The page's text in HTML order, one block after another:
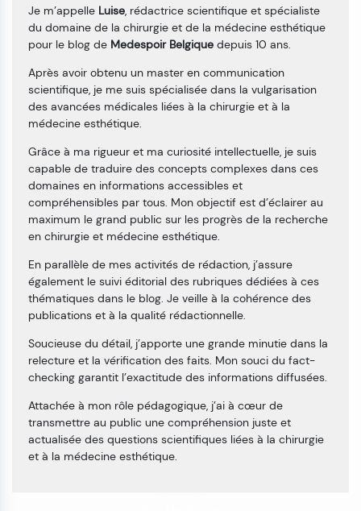
Je m’appelle Luise , rédactrice scientifique et spécialiste
du domaine de la chirurgie et de la médecine esthétique
pour le blog de Medespoir Belgique depuis 10 ans.
Après avoir obtenu un master en communication
scientifique, je me suis spécialisée dans la vulgarisation
des avancées médicales liées à la chirurgie et à la
médecine esthétique.
Grâce à ma rigueur et ma curiosité intellectuelle, je suis
capable de traduire des concepts complexes dans ces
domaines en informations accessibles et
compréhensibles par tous. Mon objectif est d’éclairer au
maximum le grand public sur les progrès de la recherche
en chirurgie et médecine esthétique.
En parallèle de mes activités de rédaction, j’assure
également le suivi éditorial des rubriques dédiées à ces
thématiques dans le blog. Je veille à la cohérence des
publications et à la qualité rédactionnelle.
Soucieuse du détail, j’apporte une grande minutie dans la
relecture et la vérification des faits. Mon souci du fact-
checking garantit l’exactitude des informations diffusées.
Attachée à mon rôle pédagogique, j’ai à cœur de
transmettre au public une compréhension juste et
actualisée des questions scientifiques liées à la chirurgie
et à la médecine esthétique.